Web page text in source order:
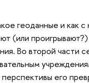
геоданные и как
(или
Во второй части
его